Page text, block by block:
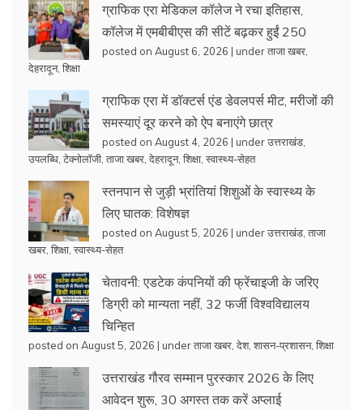
ग्राफिक एरा मेडिकल कॉलेज ने रचा इतिहास,
कॉलेज में एमबीबीएस की सीटें बढ़कर हुईं 250
posted on August 6, 2026 | underताजा खबर
देहरादून, शिक्षा
ग्राफिक एरा में डॉक्टर्स एंड डेवलपर्स मीट, मरीजों की
समस्याएं दूर करने को ऐप बनाएंगे छात्र
posted on August 4, 2026 | underउत्तराखंड
उपलब्धि टेक्नोलॉजी ताजा खबर देहरादून, शिक्षा स्वास्थ्य-सेहत
स्तनपान से जुड़ी भ्रांतियां शिशुओं के स्वास्थ्य के
लिए घातक: विशेषज्ञ
posted on August 5, 2026 | underउत्तराखंड ताजा
खबर शिक्षा स्वास्थ्य-सेहत
चेतावनी: एडटेक कंपनियों की फ्रेंचाइजी के जरिए
डिग्री को मान्यता नहीं, 32 फर्जी विश्वविद्यालय
चिन्हित
posted on August 5, 2026 | underताजा खबर देश, शासन-प्रशासन, शिक्षा
उत्तराखंड गौरव सम्मान पुरस्कार 2026 के लिए
आवेदन शुरू, 30 अगस्त तक करें अप्लाई